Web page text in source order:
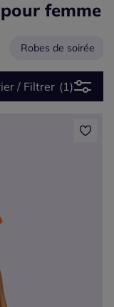
femme
Robes de soirée
/ Filtrer (1)